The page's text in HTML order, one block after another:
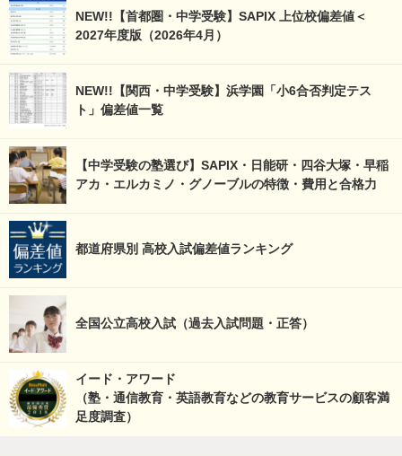
NEW!!【首都圏・中学受験】SAPIX 上位校偏差値＜
2027年度版（2026年4月）
NEW!!【関西・中学受験】浜学園「小6合否判定テス
ト」偏差値一覧
【中学受験の塾選び】SAPIX・日能研・四谷大塚・早稲
アカ・エルカミノ・グノーブルの特徴・費用と合格力
都道府県別 高校入試偏差値ランキング
全国公立高校入試（過去入試問題・正答）
イード・アワード
（塾・通信教育・英語教育などの教育サービスの顧客満
足度調査）